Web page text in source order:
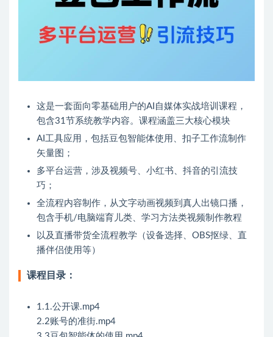
这是一套面向零基础用户的AI自媒体实战培训课程，
包含31节系统教学内容。课程涵盖三大核心模块
AI工具应用，包括豆包智能体使用、扣子工作流制作
矢量图；
多平台运营，涉及视频号、小红书、抖音的引流技
巧；
全流程内容制作，从文字动画视频到真人出镜口播，
包含手机/电脑端育儿类、学习方法类视频制作教程
以及直播带货全流程教学（设备选择、OBS抠绿、直
播伴侣使用等）
课程目录：
1.1.公开课.mp4
2.2账号的准街.mp4